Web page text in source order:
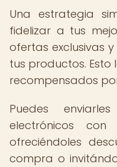
Una estrategia
fidelizar a tus
ofertas exclusivas
tus productos.
recompensados
Puedes
electrónicos con
ofreciéndoles
compra o